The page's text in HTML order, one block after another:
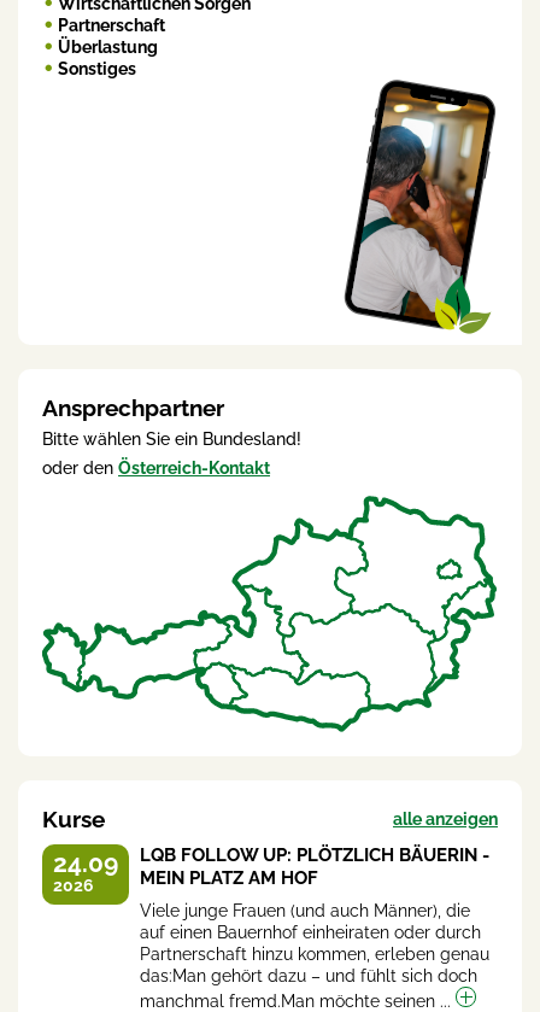
Partnerschaft
Überlastung
Sonstiges
Ansprechpartner
Bitte wählen Sie ein Bundesland!
oder den Österreich-Kontakt
Kurse alle anzeigen
24.09
2026
LQB FOLLOW UP: PLÖTZLICH BÄUERIN -
MEIN PLATZ AM HOF
Viele junge Frauen (und auch Männer), die
auf einen Bauernhof einheiraten oder durch
Partnerschaft hinzu kommen, erleben genau
das:Man gehört dazu – und fühlt sich doch
manchmal fremd.Man möchte seinen ...